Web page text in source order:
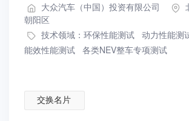
大众汽车（中国）投资有限公司
朝阳区
技术领域： 环保性能测试 动力性能测
能效性能测试 各类NEV整车专项测试
交换名片